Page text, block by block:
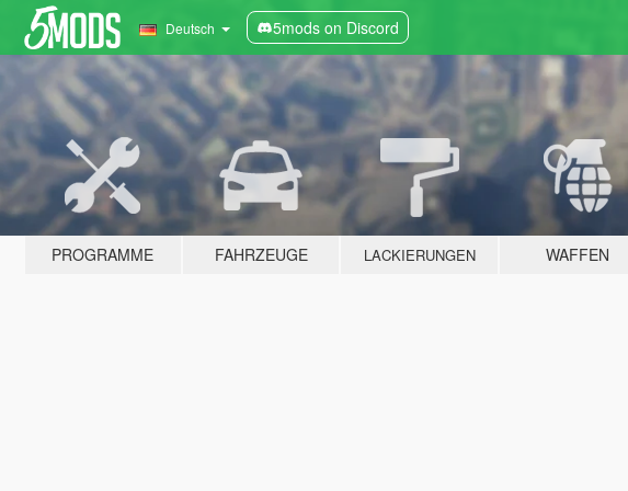
Deutsch 5mods on Discord
PROGRAMME FAHRZEUGE LACKIERUNGEN WAFFEN